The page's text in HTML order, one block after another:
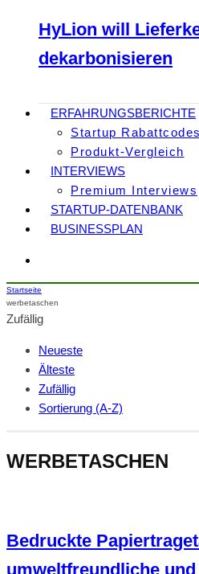
HyLion will
dekarbonisieren
ERFAHRUNGSBERICHTE
Startup
Produkt-Vergleich
INTERVIEWS
Premium Interviews
STARTUP-DATENBANK
BUSINESSPLAN
Startseite
werbetaschen
Zufällig
Neueste
Älteste
Zufällig
Sortierung (A-Z)
WERBETASCHEN
Bedruckte
umweltfreundliche